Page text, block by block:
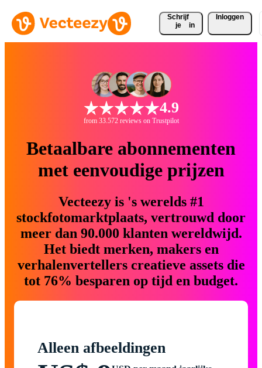
Schrijf
je
in
Inloggen
4.9
from 33.572 reviews on Trustpilot
Betaalbare abonnementen
met eenvoudige prijzen
Vecteezy is 's werelds #1
stockfotomarktplaats, vertrouwd door
meer dan 90.000 klanten wereldwijd.
Het biedt merken, makers en
verhalenvertellers creatieve assets die
tot 76% besparen op tijd en budget.
Alleen afbeeldingen